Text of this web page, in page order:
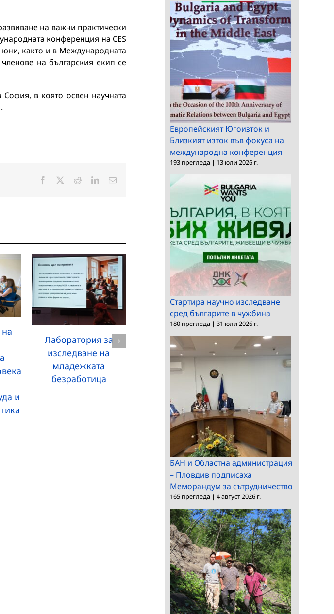
на важни практически
конференция на CES
юни, както и в Международната
на българския екип се
в която освен научната
Facebook RedditLinkedInЕлектронна
и
Лаборатория за
изследване на
младежката
безработица
Публична защита на
Паола Класса в
Института за
държавата и правото
при БАН
Национална
конференция на
докторантите,
младите учени в
правната наука
Европейският Югоизток и
Близкият изток във фокуса на
международна конференция
193 прегледа | 13 юли 2026 г.
Стартира научно изследване
сред българите в чужбина
180 прегледа | 31 юли 2026 г.
БАН и Областна администрация
– Пловдив подписаха
Меморандум за сътрудничество
165 прегледа | 4 август 2026 г.